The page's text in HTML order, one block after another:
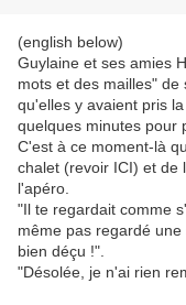
(english below)
Guylaine et ses amies
mots et des mailles"
qu'elles y avaient pris
quelques minutes pour
C'est à ce moment-là
chalet (revoir ICI) et de
l'apéro.
"Il te regardait comme
même pas regardé
bien déçu !".
"Désolée, je n'ai rien